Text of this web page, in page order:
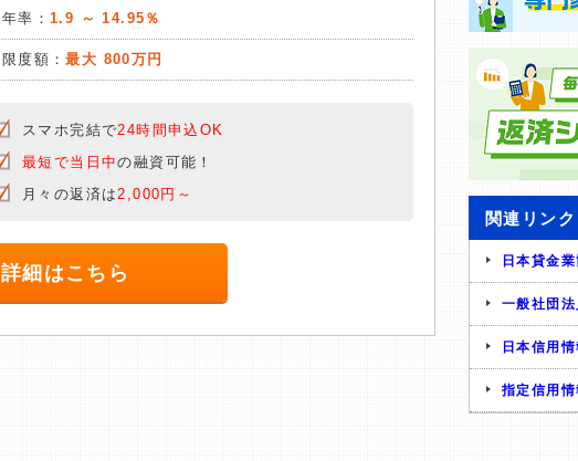
率： 1.9 ～ 14.95％
度額：最大 800万円
スマホ完結で24時間申込OK
最短で当日中の融資可能！
月々の返済は2,000円～
詳細はこちら
関連リンク
日本貸金
一般社団
日本信用
指定信用